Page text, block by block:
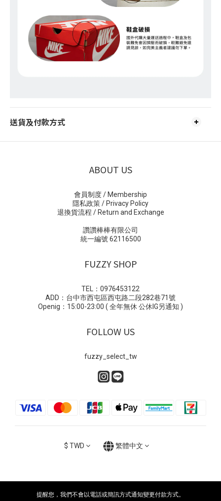
送貨及付款方式
ABOUT US
會員制度 / Membership
隱私政策 / Privacy Policy
退換貨流程 / Return and Exchange
讚讚棒棒有限公司
統一編號 62116500
FUZZY SHOP
TEL：0976453122
ADD：台中市西屯區西屯路二段282巷71號
Openig：15:00-23:00 ( 全年無休 公休IG另通知 )
FOLLOW US
fuzzy_select_tw
$ TWD 繁體中文
提醒您，我們不會以電話或簡訊方式通知變更付款方式。